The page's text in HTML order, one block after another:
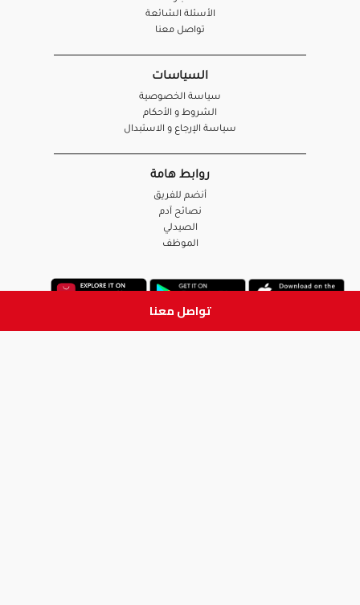
تواصل معنا
الأسئلة الشائعة
تواصل معنا
السياسات
سياسة الخصوصية
الشروط و الأحكام
سياسة الإرجاع و الاستبدال
روابط هامة
أنضم للفريق
نصائح آدم
الصيدلي
الموظف